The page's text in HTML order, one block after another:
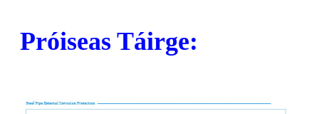
Próiseas Táirge: